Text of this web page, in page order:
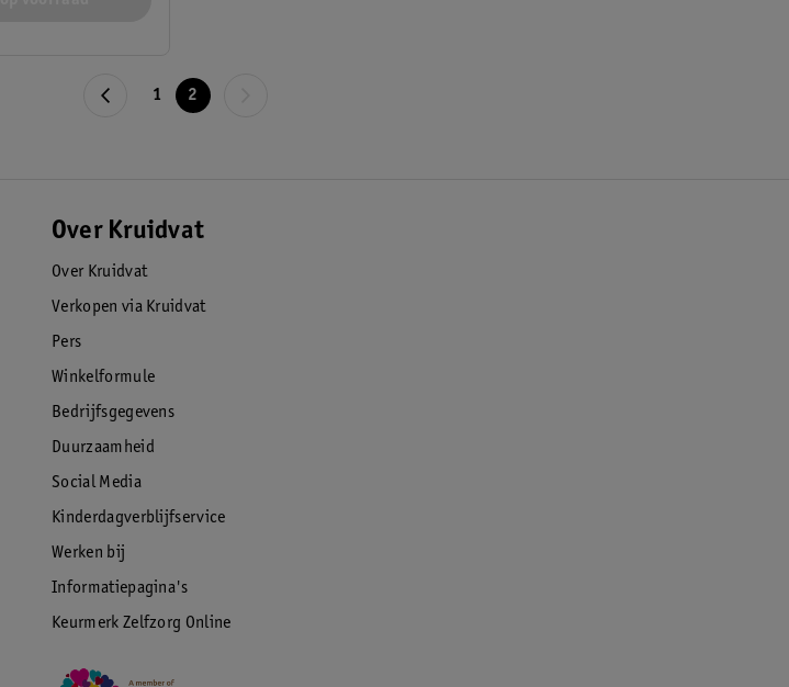
1 2
Over Kruidvat
Over Kruidvat
Verkopen via Kruidvat
Pers
Winkelformule
Bedrijfsgegevens
Duurzaamheid
Social Media
Kinderdagverblijfservice
Werken bij
Informatiepagina's
Keurmerk Zelfzorg Online